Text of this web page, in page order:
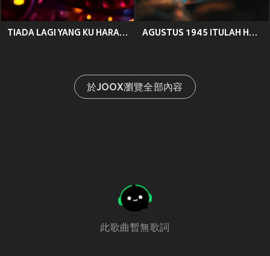
TIADA LAGI YANG KU HARAPKAN AGUSTUS 1945 ITULAH HARI KEMERDEKAAN KITA
於JOOX瀏覽全部內容
此歌曲暫無歌詞